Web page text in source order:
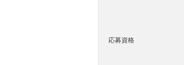
応募資格